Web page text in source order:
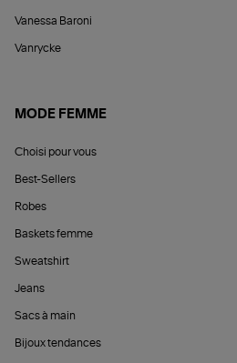
Vanessa Baroni
Vanrycke
MODE FEMME
Choisi pour vous
Best-Sellers
Robes
Baskets femme
Sweatshirt
Jeans
Sacs à main
Bijoux tendances